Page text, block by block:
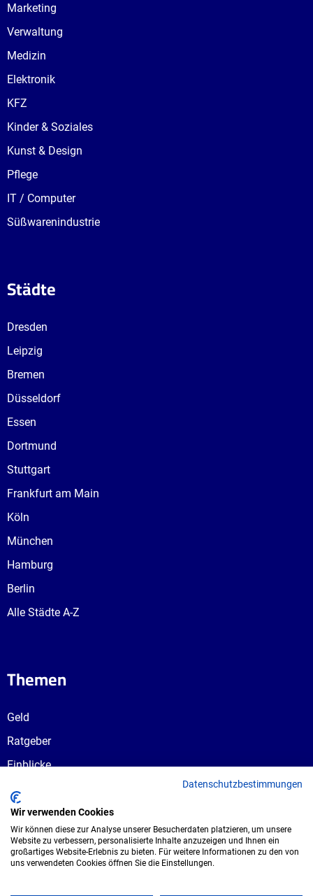
Marketing
Verwaltung
Medizin
Elektronik
KFZ
Kinder & Soziales
Kunst & Design
Pflege
IT / Computer
Süßwarenindustrie
Städte
Dresden
Leipzig
Bremen
Düsseldorf
Essen
Dortmund
Stuttgart
Frankfurt am Main
Köln
München
Hamburg
Berlin
Alle Städte A-Z
Themen
Geld
Ratgeber
Einblicke
Ausbildungswege
Berufswahl
Datenschutzbestimmungen
Wir verwenden Cookies
Wir können diese zur Analyse unserer Besucherdaten platzieren, um unsere
Website zu verbessern, personalisierte Inhalte anzuzeigen und Ihnen ein
großartiges Website-Erlebnis zu bieten. Für weitere Informationen zu den von
uns verwendeten Cookies öffnen Sie die Einstellungen.